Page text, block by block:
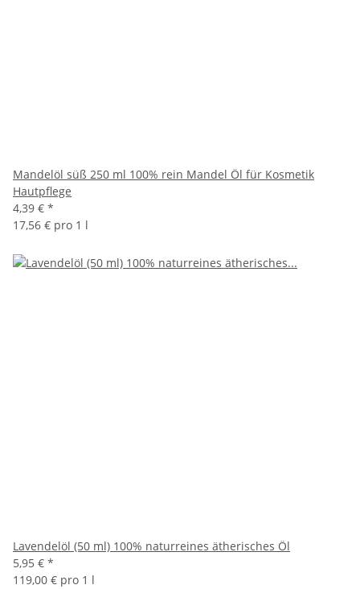
Mandelöl süß 250 ml 100% rein Mandel Öl für Kosmetik
Hautpflege
4,39 € *
17,56 € pro 1 l
Lavendelöl (50 ml) 100% naturreines ätherisches Öl
5,95 € *
119,00 € pro 1 l